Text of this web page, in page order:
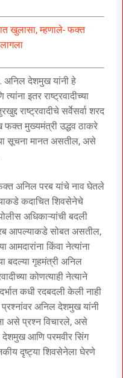
खुलासा, म्हणाले- फक्त
अनिल देशमुख यांनी हे
इतर राष्ट्रवादीच्या
राष्ट्रवादीचे सर्वेसर्वा शरद
फक्त मुख्यमंत्री उद्धव ठाकरे
सूचना मानत असतील, असे
अनिल परब यांचे नाव घेतले
कदाचित शिवसेनेचे
अधिकाऱ्यांची बदली
आपल्याकडे सोबत असतील,
आमदारांना किंवा नेत्यांना
बदल्या गृहमंत्री अनिल
कोणत्याही नेत्याने
कधी रदबदली केली नाही
अनिल देशमुख यांनी
असे प्रश्न विचारले, असे
देशमुख आणि परमवीर सिंग
दृष्ट्या शिवसेनेला घेरणे